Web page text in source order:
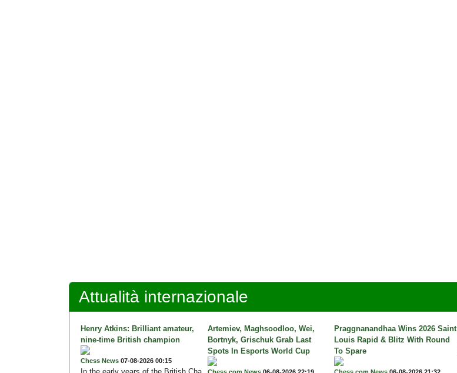
Attualità internazionale
Henry Atkins: Brilliant amateur,
nine-time British champion
Chess News 07-08-2026 00:15
Artemiev, Maghsoodloo, Wei,
Bortnyk, Grischuk Grab Last
Spots In Esports World Cup
Praggnanandhaa Wins 2026 Saint
Louis Rapid & Blitz With Round
To Spare